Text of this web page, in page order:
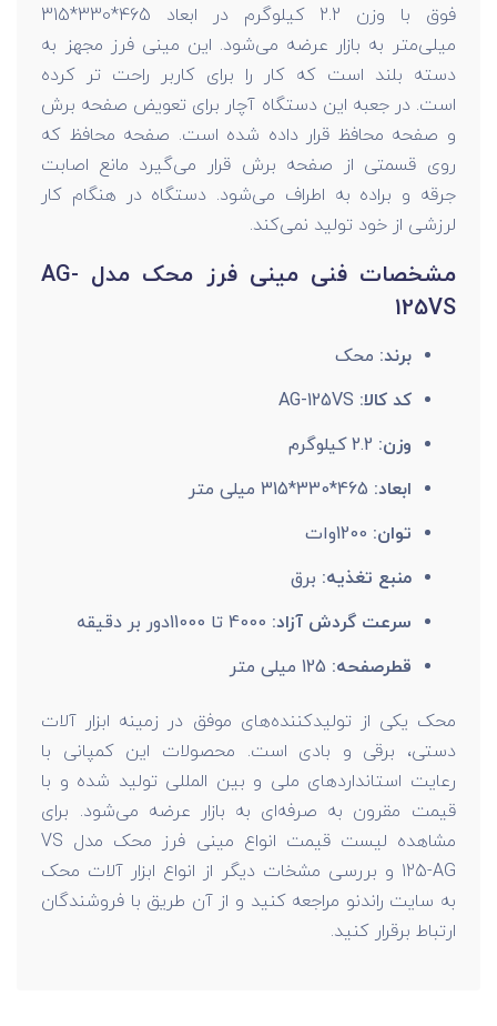
فوق با وزن 2.2 کیلوگرم در ابعاد 465*330*315
میلی‌متر به بازار عرضه می‌شود. این مینی فرز مجهز به
دسته بلند است که کار را برای کاربر راحت تر کرده
است. در جعبه این دستگاه آچار برای تعویض صفحه برش
و صفحه محافظ قرار داده شده است. صفحه محافظ که
روی قسمتی از صفحه برش قرار می‌گیرد مانع اصابت
جرقه و براده به اطراف می‌شود. دستگاه در هنگام کار
لرزشی از خود تولید نمی‌کند.
مشخصات فنی مینی فرز محک مدل AG-
125VS
برند: محک
کد کالا: AG-125VS
وزن: 2.2 کیلوگرم
ابعاد: 465*330*315 میلی متر
توان: 1200وات
منبع تغذیه: برق
سرعت گردش آزاد: 4000 تا 11000دور بر دقیقه
قطرصفحه: 125 میلی متر
محک یکی از تولیدکننده‌های موفق در زمینه ابزار آلات
دستی، برقی و بادی است. محصولات این کمپانی با
رعایت استانداردهای ملی و بین المللی تولید شده و با
قیمت مقرون به صرفه‌ای به بازار عرضه می‌شود. برای
مشاهده لیست قیمت انواع مینی فرز محک مدل VS
125-AG و بررسی مشخات دیگر از انواع ابزار آلات محک
به سایت راندنو مراجعه کنید و از آن طریق با فروشندگان
ارتباط برقرار کنید.